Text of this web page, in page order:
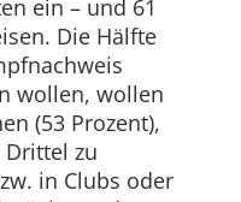
ein – und 61
Die Hälfte
wollen, wollen
(53 Prozent),
zu
in Clubs oder